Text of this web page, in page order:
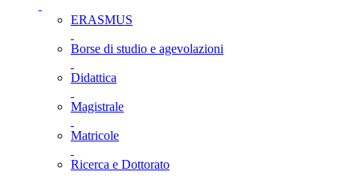
ERASMUS
Borse di studio e agevolazioni
Didattica
Magistrale
Matricole
Ricerca e Dottorato